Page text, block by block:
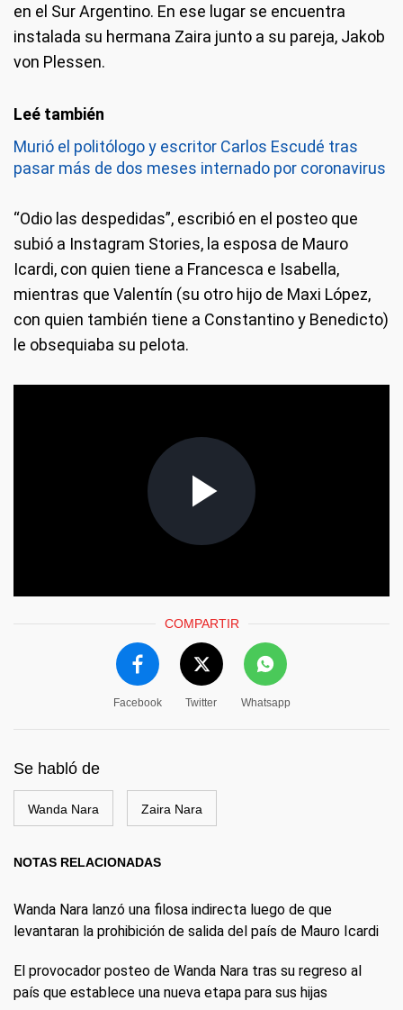
en el Sur Argentino. En ese lugar se encuentra
instalada su hermana Zaira junto a su pareja, Jakob
von Plessen.
Murió el politólogo y escritor Carlos Escudé tras
pasar más de dos meses internado por coronavirus
“Odio las despedidas”, escribió en el posteo que
subió a Instagram Stories, la esposa de Mauro
Icardi, con quien tiene a Francesca e Isabella,
mientras que Valentín (su otro hijo de Maxi López,
con quien también tiene a Constantino y Benedicto)
le obsequiaba su pelota.
COMPARTIR
Facebook Twitter Whatsapp
Se habló de
Wanda Nara Zaira Nara
NOTAS RELACIONADAS
Wanda Nara lanzó una filosa indirecta luego de que
levantaran la prohibición de salida del país de Mauro Icardi
El provocador posteo de Wanda Nara tras su regreso al
país que establece una nueva etapa para sus hijas